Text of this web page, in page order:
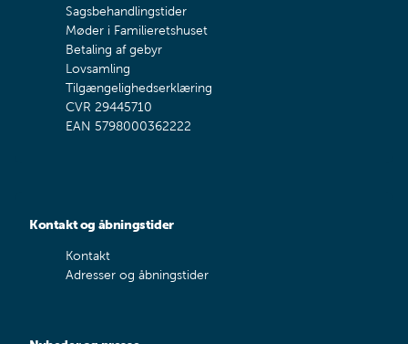
Sagsbehandlingstider
Møder i Familieretshuset
Betaling af gebyr
Lovsamling
Tilgængelighedserklæring
CVR 29445710
EAN 5798000362222
Kontakt og åbningstider
Kontakt
Adresser og åbningstider